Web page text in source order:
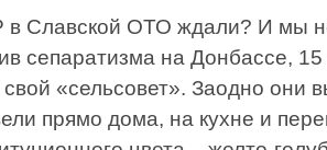
Славской ОТО ждали? И мы
сепаратизма на Донбассе,
«сельсовет». Заодно они
прямо дома, на кухне и